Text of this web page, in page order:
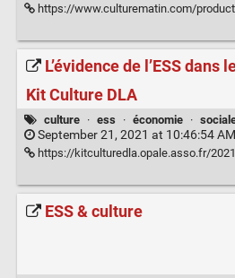
https://www.culturematin.com/production/lieux-residences-locaux-repetition/
L’évidence de l’ESS
Kit Culture DLA
culture · ess · économie ·
September 21, 2021 at 10:46:54 AM
https://kitculturedla.opale.asso.fr/2021/09/21/
ESS & culture